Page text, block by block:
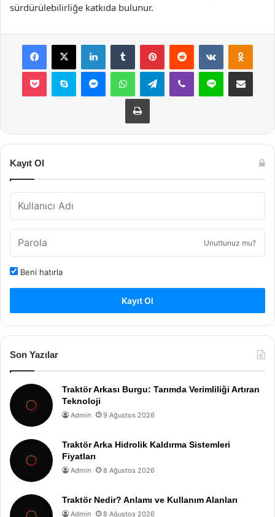
sürdürülebilirliğe katkıda bulunur.
Facebook
X LinkedInTumblr PinterestReddit VKontakte
Pocket Skype MessengerWhatsAppTelegramViber Line E-Posta ile
Yazdır
Kayıt Ol
Unuttunuz mu?
Beni hatırla
Kayıt Ol
Son Yazılar
Traktör Arkası Burgu: Tarımda Verimliliği Artıran
Teknoloji
Admin 9 Ağustos 2026
Traktör Arka Hidrolik Kaldırma Sistemleri
Fiyatları
Admin 8 Ağustos 2026
Traktör Nedir? Anlamı ve Kullanım Alanları
Admin 8 Ağustos 2026